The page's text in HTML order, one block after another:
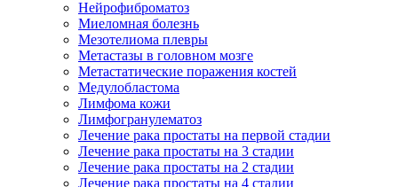
Нейрофиброматоз
Миеломная болезнь
Мезотелиома плевры
Метастазы в головном мозге
Метастатические поражения костей
Медулобластома
Лимфома кожи
Лимфогранулематоз
Лечение рака простаты на первой стадии
Лечение рака простаты на 3 стадии
Лечение рака простаты на 2 стадии
Лечение рака простаты на 4 стадии